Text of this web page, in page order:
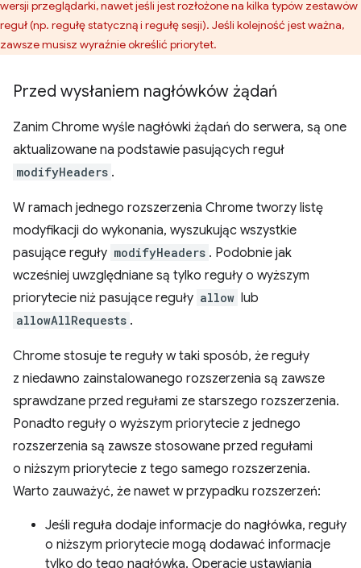
wersji przeglądarki, nawet jeśli jest rozłożone na kilka typów zestawów
reguł (np. regułę statyczną i regułę sesji). Jeśli kolejność jest ważna,
zawsze musisz wyraźnie określić priorytet.
Przed wysłaniem nagłówków żądań
Zanim Chrome wyśle nagłówki żądań do serwera, są one
aktualizowane na podstawie pasujących reguł
modifyHeaders .
W ramach jednego rozszerzenia Chrome tworzy listę
modyfikacji do wykonania, wyszukując wszystkie
pasujące reguły modifyHeaders . Podobnie jak
wcześniej uwzględniane są tylko reguły o wyższym
priorytecie niż pasujące reguły allow lub
allowAllRequests .
Chrome stosuje te reguły w taki sposób, że reguły
z niedawno zainstalowanego rozszerzenia są zawsze
sprawdzane przed regułami ze starszego rozszerzenia.
Ponadto reguły o wyższym priorytecie z jednego
rozszerzenia są zawsze stosowane przed regułami
o niższym priorytecie z tego samego rozszerzenia.
Warto zauważyć, że nawet w przypadku rozszerzeń:
Jeśli reguła dodaje informacje do nagłówka, reguły
o niższym priorytecie mogą dodawać informacje
tylko do tego nagłówka. Operacje ustawiania